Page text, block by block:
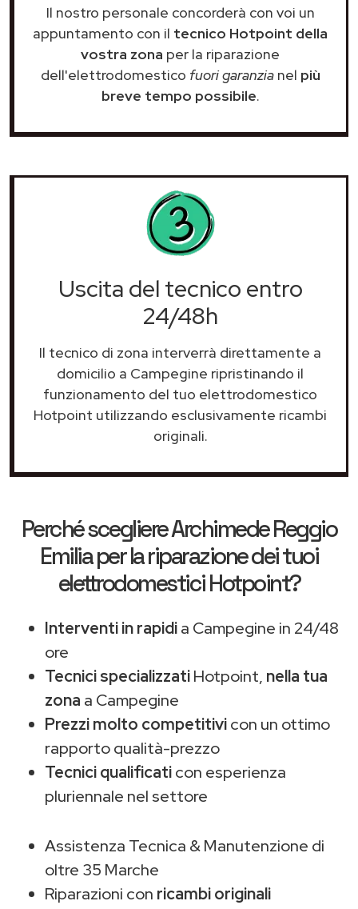
Il nostro personale concorderà con voi un
appuntamento con il tecnico Hotpoint della
vostra zona per la riparazione
dell'elettrodomestico fuori garanzianel più
breve tempo possibile.
Uscita del tecnico entro
24/48h
Il tecnico di zona interverrà direttamente a
domicilio a Campegine ripristinando il
funzionamento del tuo elettrodomestico
Hotpoint utilizzando esclusivamente ricambi
originali.
Perché scegliereArchimede Reggio
Emiliaper la riparazione dei tuoi
elettrodomestici Hotpoint?
Interventi in rapidia Campegine in 24/48
ore
Tecnici specializzatiHotpoint, nella tua
zona a Campegine
Prezzi molto competitivicon un ottimo
rapporto qualità-prezzo
Tecnici qualificaticon esperienza
pluriennale nel settore
Assistenza Tecnica & Manutenzione di
oltre 35 Marche
Riparazioni con ricambi originali